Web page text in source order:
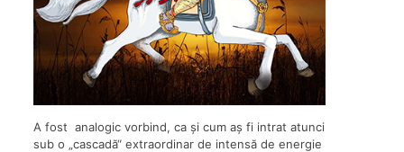
A fost analogic vorbind, ca și cum aș fi intrat atunci
sub o „cascadă“ extraordinar de intensă de energie